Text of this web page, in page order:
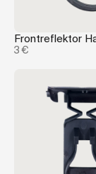
Frontreflektor
3 €